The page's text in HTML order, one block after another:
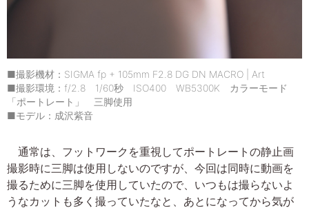
■撮影機材：SIGMA fp + 105mm F2.8 DG DN MACRO | Art
■撮影環境：f/2.8 1/60秒 ISO400 WB5300K カラーモード
「ポートレート」 三脚使用
■モデル：成沢紫音
通常は、フットワークを重視してポートレートの静止画
撮影時に三脚は使用しないのですが、今回は同時に動画を
撮るために三脚を使用していたので、いつもは撮らないよ
うなカットも多く撮っていたなと、あとになってから気が